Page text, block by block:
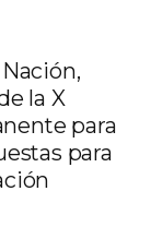
la X
para
para